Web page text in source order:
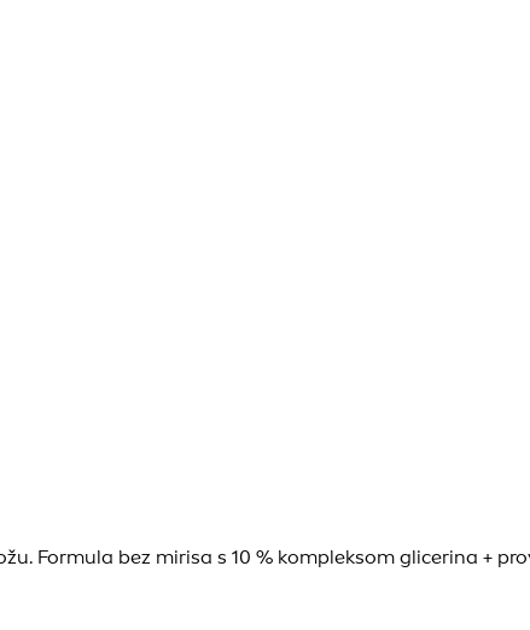
Formula bez mirisa s 10 % kompleksom glicerina +